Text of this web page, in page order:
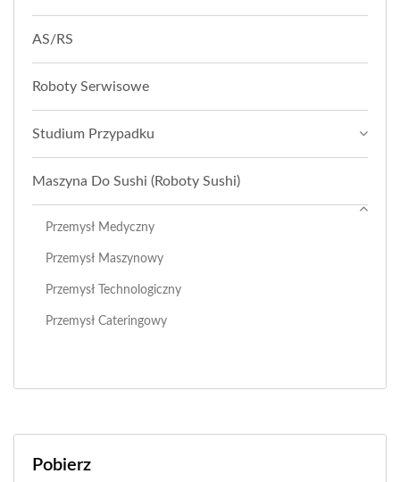
AS/RS
Roboty Serwisowe
Studium Przypadku
Maszyna Do Sushi (roboty Sushi)
Przemysł Medyczny
Przemysł Maszynowy
Przemysł Technologiczny
Przemysł Cateringowy
Pobierz